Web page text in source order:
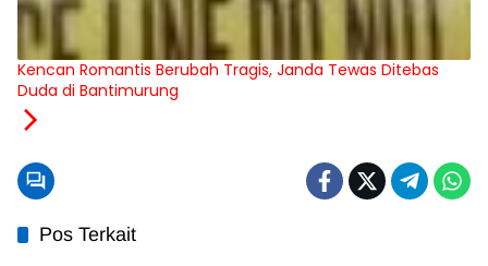
Kencan Romantis Berubah Tragis, Janda Tewas Ditebas
Duda di Bantimurung
Pos Terkait